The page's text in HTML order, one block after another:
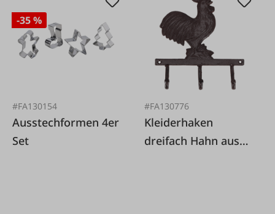
-35 %
#FA130154
Ausstechformen 4er
Set
#FA130776
Kleiderhaken
dreifach Hahn aus